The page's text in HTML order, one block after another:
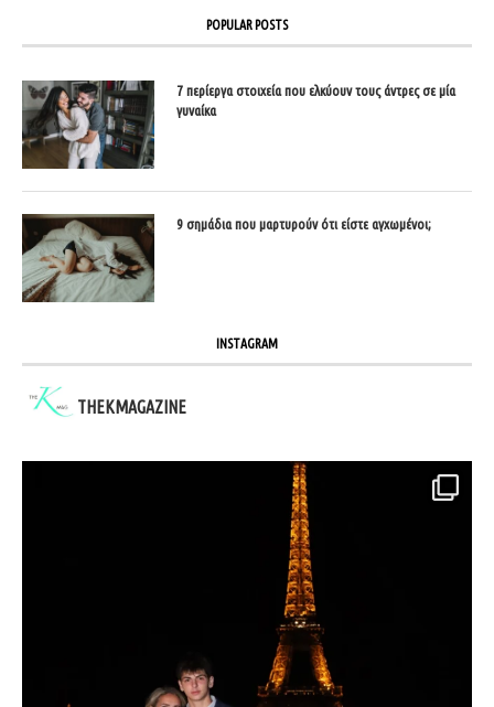
POPULAR POSTS
7 περίεργα στοιχεία που ελκύουν τους άντρες σε μία
γυναίκα
9 σημάδια που μαρτυρούν ότι είστε αγχωμένοι;
INSTAGRAM
THEKMAGAZINE